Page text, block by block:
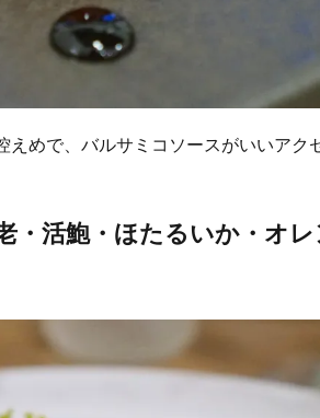
めで、バルサミコソースがいいアク
・活鮑・ほたるいか・オ